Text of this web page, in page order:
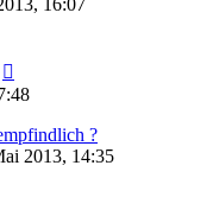
?
2013, 14:35